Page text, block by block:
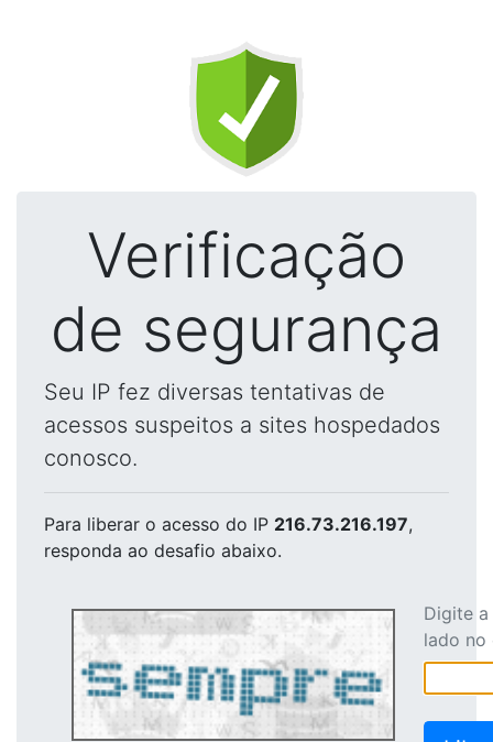
Verificação
de segurança
Seu IP fez diversas tentativas de
acessos suspeitos a sites hospedados
conosco.
Para liberar o acesso do IP 216.73.216.197,
responda ao desafio abaixo.
Digite
lado no